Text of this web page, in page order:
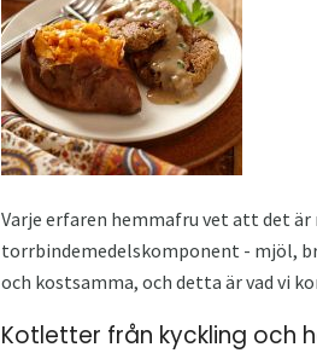
Varje erfaren hemmafru vet att det
torrbindemedelskomponent - mjöl,
och kostsamma, och detta är vad vi
Kotletter från kyckling och